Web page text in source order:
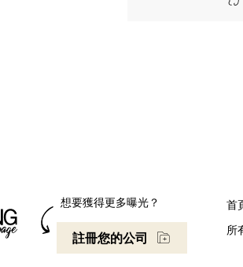
想要獲得更多曝光？
註冊您的公司
首
所